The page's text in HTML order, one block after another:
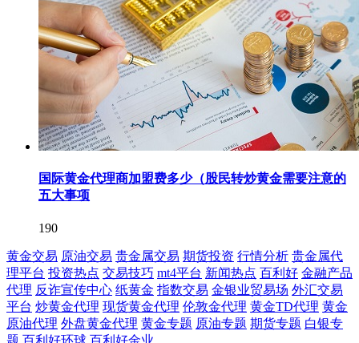
国际黄金代理商加盟费多少（股民转炒黄金需要注意的
五大事项
190
黄金交易 原油交易 贵金属交易 期货投资 行情分析 贵金属代
理平台 投资热点 交易技巧 mt4平台 新闻热点 百利好 金融产品
代理 反诈宣传中心 纸黄金 指数交易 金银业贸易场 外汇交易
平台 炒黄金代理 现货黄金代理 伦敦金代理 黄金TD代理 黄金
原油代理 外盘黄金代理 黄金专题 原油专题 期货专题 白银专